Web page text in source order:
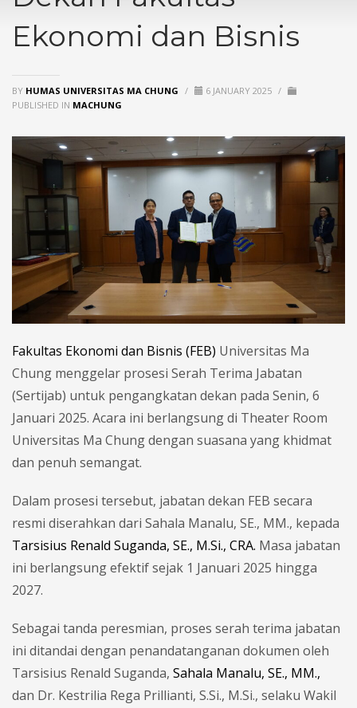
Ekonomi dan Bisnis
BY HUMAS UNIVERSITAS MA CHUNG / 6 JANUARY 2025 /
PUBLISHED IN MACHUNG
Fakultas Ekonomi dan Bisnis (FEB) Universitas Ma
Chung menggelar prosesi Serah Terima Jabatan
(Sertijab) untuk pengangkatan dekan pada Senin, 6
Januari 2025. Acara ini berlangsung di Theater Room
Universitas Ma Chung dengan suasana yang khidmat
dan penuh semangat.
Dalam prosesi tersebut, jabatan dekan FEB secara
resmi diserahkan dari Sahala Manalu, SE., MM., kepada
Tarsisius Renald Suganda, SE., M.Si., CRA. Masa jabatan
ini berlangsung efektif sejak 1 Januari 2025 hingga
2027.
Sebagai tanda peresmian, proses serah terima jabatan
ini ditandai dengan penandatanganan dokumen oleh
Tarsisius Renald Suganda, Sahala Manalu, SE., MM.,
dan Dr. Kestrilia Rega Prillianti, S.Si., M.Si., selaku Wakil